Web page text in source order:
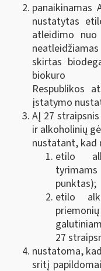
panaikinamas
nustatytas
atleidimo
skirtas
biokuro
Respublikos
įstatymo
AĮ 27
ir alkoholinių
nustatant, kad
etilo
punktas);
etilo
27
nustatoma,
sritį